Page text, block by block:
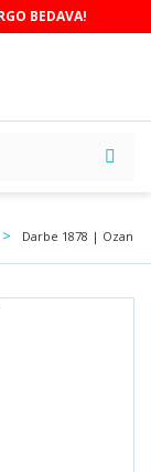
BEDAVA!
Darbe 1878 | Ozan